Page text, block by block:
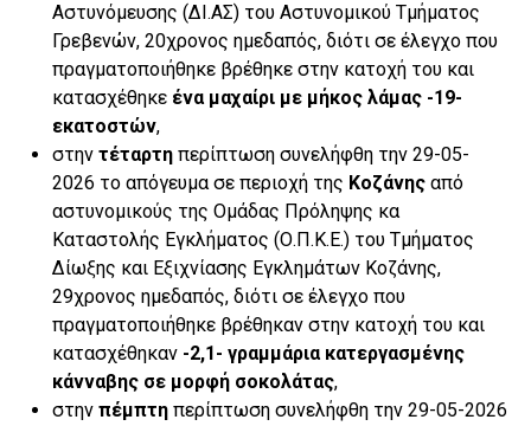
Αστυνόμευσης (ΔΙ.ΑΣ) του Αστυνομικού Τμήματος
Γρεβενών, 20χρονος ημεδαπός, διότι σε έλεγχο που
πραγματοποιήθηκε βρέθηκε στην κατοχή του και
κατασχέθηκε ένα μαχαίρι με μήκος λάμας -19-
εκατοστών,
στην τέταρτη περίπτωση συνελήφθη την 29-05-
2026 το απόγευμα σε περιοχή της Κοζάνης από
αστυνομικούς της Ομάδας Πρόληψης κα
Καταστολής Εγκλήματος (Ο.Π.Κ.Ε.) του Τμήματος
Δίωξης και Εξιχνίασης Εγκλημάτων Κοζάνης,
29χρονος ημεδαπός, διότι σε έλεγχο που
πραγματοποιήθηκε βρέθηκαν στην κατοχή του και
κατασχέθηκαν -2,1- γραμμάρια κατεργασμένης
κάνναβης σε μορφή σοκολάτας,
στην πέμπτη περίπτωση συνελήφθη την 29-05-2026